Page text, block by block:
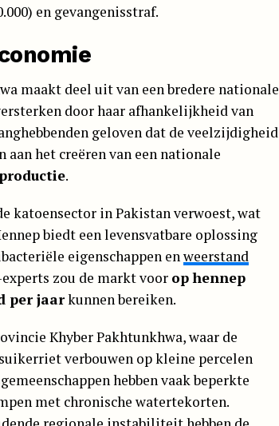
en gevangenisstraf.
maakt deel uit van een bredere nationale
door haar afhankelijkheid van
geloven dat de veelzijdigheid
aan het creëren van een nationale
.
katoensector in Pakistan verwoest, wat
biedt een levensvatbare oplossing
eigenschappen en weerstand
zou de markt voor op hennep
per jaarkunnen bereiken.
Khyber Pakhtunkhwa, waar de
verbouwen op kleine percelen
hebben vaak beperkte
met chronische watertekorten.